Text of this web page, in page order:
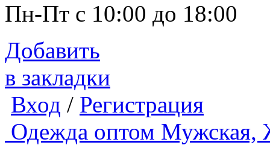
Пн-Пт с 10:00 до 18:00
Добавить
в закладки
Вход / Регистрация
Одежда оптом Мужская,